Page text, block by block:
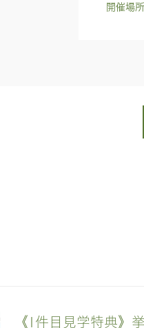
開催場所
《1件目見学特典》